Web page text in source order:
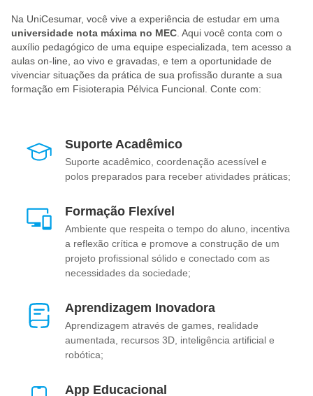
Hospitais e maternidades compondo a equipe multidisciplinar de
obstetrícia e pós-parto;
Atendimento domiciliar focado na qualidade de vida e
independência de pacientes com dor pélvica;
Centros especializados em saúde do homem tratando questões
Empreendedorismo clínico integrando recursos terapêuticos
avançados e estética íntima.
Na UniCesumar, você vive a experiência de estudar em uma
universidade nota máxima no MEC. Aqui você conta com o
auxílio pedagógico de uma equipe especializada, tem acesso a
aulas on-line, ao vivo e gravadas, e tem a oportunidade de
vivenciar situações da prática de sua profissão durante a sua
formação em Fisioterapia Pélvica Funcional. Conte com:
Suporte Acadêmico
Suporte acadêmico, coordenação acessível e
polos preparados para receber atividades práticas;
Formação Flexível
Ambiente que respeita o tempo do aluno, incentiva
a reflexão crítica e promove a construção de um
projeto profissional sólido e conectado com as
necessidades da sociedade;
Aprendizagem Inovadora
Aprendizagem através de games, realidade
aumentada, recursos 3D, inteligência artificial e
robótica;
App Educacional